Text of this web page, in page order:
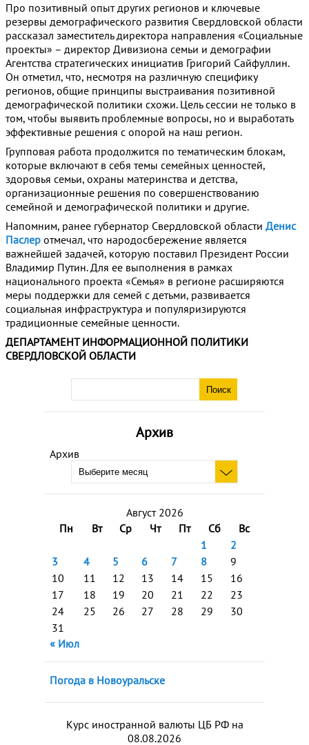
Архив
Архив
Август 2026
Пн
Вт Ср Чт Пт Сб
Вс
1
2
3
4 5 6 7 8
9
10
11 12 13 14 15
16
17
18 19 20 21 22
23
24
25 26 27 28 29
30
31
« Июл
Погода в Новоуральске
Курс иностранной валюты ЦБ РФ на
08.08.2026
Про позитивный опыт других регионов и ключевые
резервы демографического развития Свердловской области
рассказал заместитель директора направления «Социальные
проекты» – директор Дивизиона семьи и демографии
Агентства стратегических инициатив Григорий Сайфуллин.
Он отметил, что, несмотря на различную специфику
регионов, общие принципы выстраивания позитивной
демографической политики схожи. Цель сессии не только в
том, чтобы выявить проблемные вопросы, но и выработать
эффективные решения с опорой на наш регион.
Групповая работа продолжится по тематическим блокам,
которые включают в себя темы семейных ценностей,
здоровья семьи, охраны материнства и детства,
организационные решения по совершенствованию
семейной и демографической политики и другие.
Напомним, ранее губернатор Свердловской области Денис
Паслер отмечал, что народосбережение является
важнейшей задачей, которую поставил Президент России
Владимир Путин. Для ее выполнения в рамках
национального проекта «Семья» в регионе расширяются
меры поддержки для семей с детьми, развивается
социальная инфраструктура и популяризируются
традиционные семейные ценности.
ДЕПАРТАМЕНТ ИНФОРМАЦИОННОЙ ПОЛИТИКИ
СВЕРДЛОВСКОЙ ОБЛАСТИ